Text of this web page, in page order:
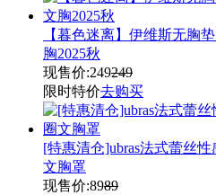
【暮色迷离】伊维斯无胸
胸2025秋
现售价:249249
限时特价去购买
[特惠清仓]ubras法式蕾丝
文胸罩
现售价:8989